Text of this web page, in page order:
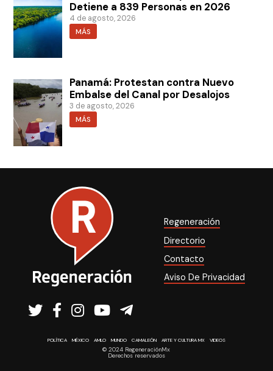
Detiene a 839 Personas en 2026
4 de agosto, 2026
MÁS
Panamá: Protestan contra Nuevo
Embalse del Canal por Desalojos
3 de agosto, 2026
MÁS
Regeneración
Directorio
Contacto
Aviso De Privacidad
POLÍTICA MÉXICO AMLO MUNDO CAMALEÓN ARTE Y CULTURA MX VIDEOS
© 2024 RegeneraciónMx
Derechos reservados